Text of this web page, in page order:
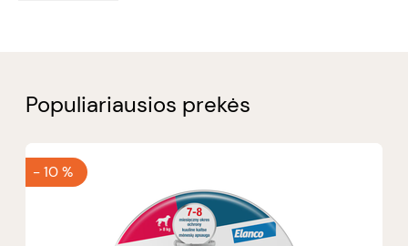
Populiariausios prekės
-10 %